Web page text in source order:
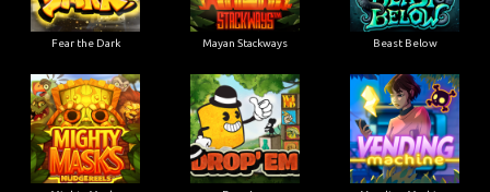
Fear the Dark Mayan Stackways Beast Below